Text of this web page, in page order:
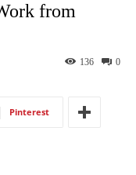
from
0
136
Pinterest